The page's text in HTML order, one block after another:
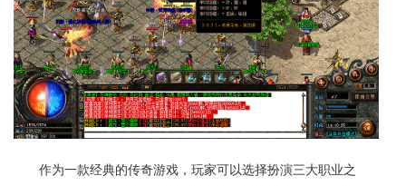
作为一款经典的传奇游戏，玩家可以选择扮演三大职业之